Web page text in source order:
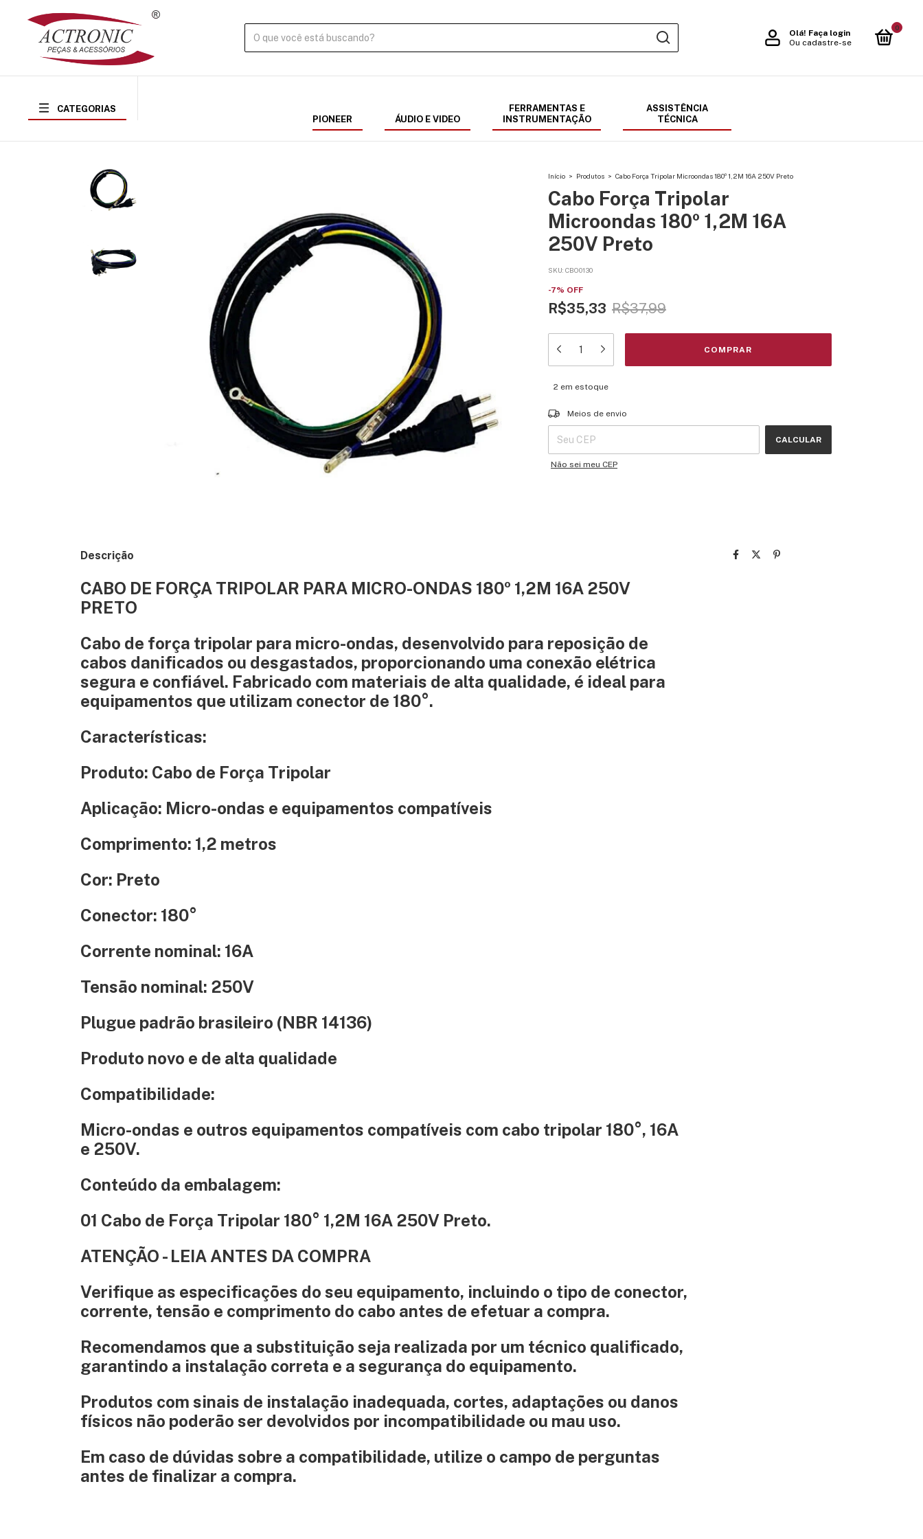
Olá! Faça login
Ou cadastre-se
0
CATEGORIAS
PIONEER
ÁUDIO E VIDEO
FERRAMENTAS E
INSTRUMENTAÇÃO
ASSISTÊNCIA
TÉCNICA
Início > Produtos > Cabo Força Tripolar Microondas 180º 1,2M 16A 250V Preto
Cabo Força Tripolar
Microondas 180º 1,2M 16A
250V Preto
SKU: CBO0130
-7% OFF
R$35,33 R$37,99
2 em estoque
Entregas para o CEP:
Meios de envio
CALCULAR
Não sei meu CEP
Descrição
CABO DE FORÇA TRIPOLAR PARA MICRO-ONDAS 180º 1,2M 16A 250V
PRETO
Cabo de força tripolar para micro-ondas, desenvolvido para reposição de
cabos danificados ou desgastados, proporcionando uma conexão elétrica
segura e confiável. Fabricado com materiais de alta qualidade, é ideal para
equipamentos que utilizam conector de 180°.
Características:
Produto: Cabo de Força Tripolar
Aplicação: Micro-ondas e equipamentos compatíveis
Comprimento: 1,2 metros
Cor: Preto
Conector: 180°
Corrente nominal: 16A
Tensão nominal: 250V
Plugue padrão brasileiro (NBR 14136)
Produto novo e de alta qualidade
Compatibilidade:
Micro-ondas e outros equipamentos compatíveis com cabo tripolar 180°, 16A
e 250V.
Conteúdo da embalagem:
01 Cabo de Força Tripolar 180° 1,2M 16A 250V Preto.
ATENÇÃO - LEIA ANTES DA COMPRA
Verifique as especificações do seu equipamento, incluindo o tipo de conector,
corrente, tensão e comprimento do cabo antes de efetuar a compra.
Recomendamos que a substituição seja realizada por um técnico qualificado,
garantindo a instalação correta e a segurança do equipamento.
Produtos com sinais de instalação inadequada, cortes, adaptações ou danos
físicos não poderão ser devolvidos por incompatibilidade ou mau uso.
Em caso de dúvidas sobre a compatibilidade, utilize o campo de perguntas
antes de finalizar a compra.